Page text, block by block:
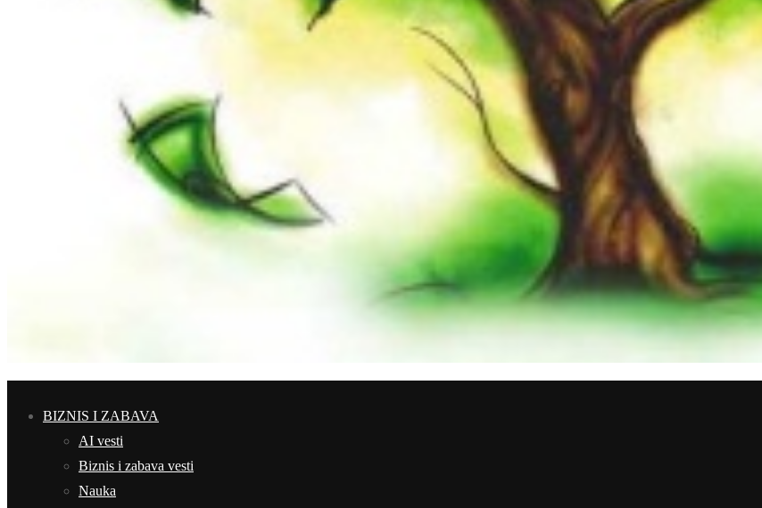
BIZNIS I ZABAVA
AI vesti
Biznis i zabava vesti
Nauka